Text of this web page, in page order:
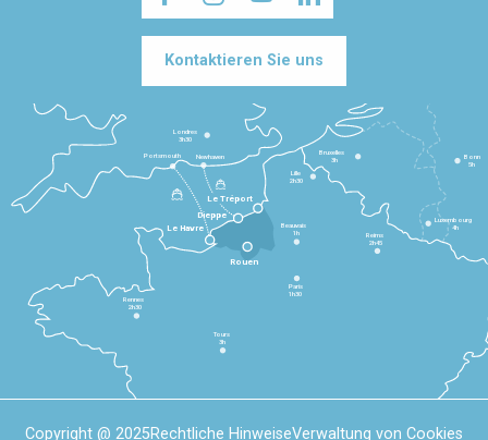
Kontaktieren Sie uns
Le Havre
Dieppe
Le Tréport
Rennes
2h30
Tours
3h
Paris
1h30
Beauvais
1h
Reims
2h45
Lille
2h30
Bruxelles
3h
Londres
3h30
Newhaven
Portsmouth
Bonn
5h
Luxembourg
4h
Rouen
Copyright @ 2025Rechtliche HinweiseVerwaltung von Cookies